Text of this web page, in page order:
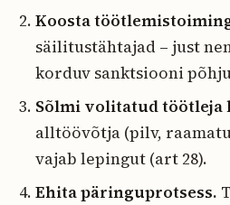
Koosta
säilitustähtajad – just
korduv sanktsiooni
Sõlmi volitatud töötleja
alltöövõtja (pilv,
vajab lepingut (art 28).
Ehita päringuprotsess.